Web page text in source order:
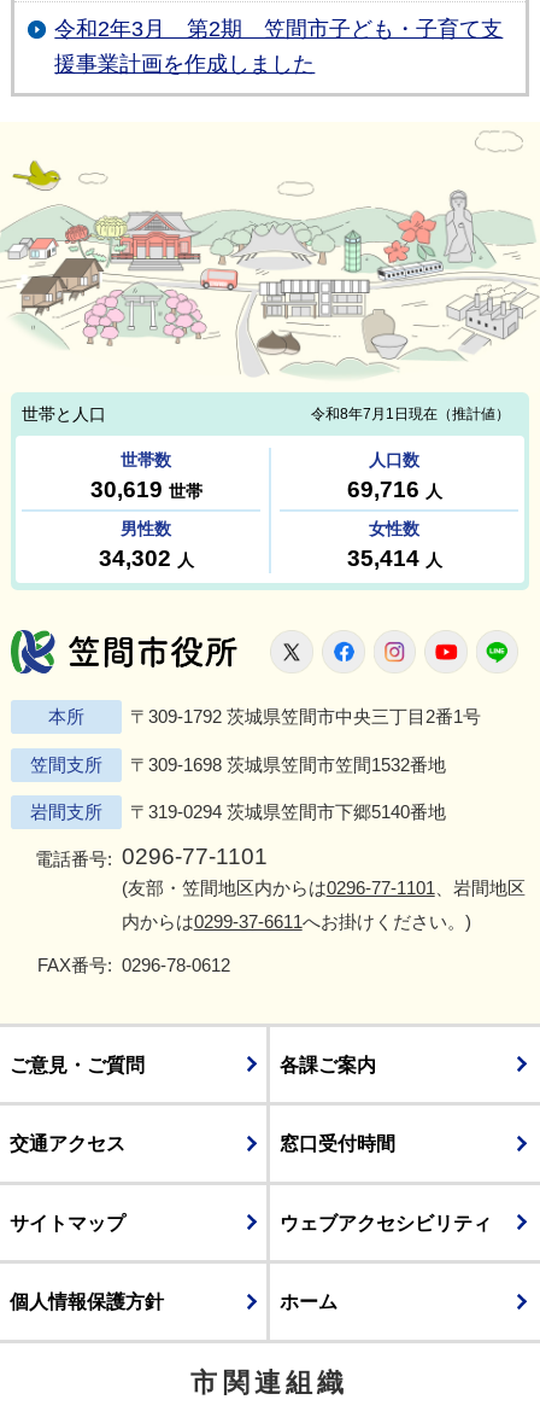
令和2年3月 第2期 笠間市子ども・子育て支
援事業計画を作成しました
笠間市役所
X FacebookInstagram
本所 〒309-1792 茨城県笠間市中央三丁目2番1号
笠間支所 〒309-1698 茨城県笠間市笠間1532番地
岩間支所 〒319-0294 茨城県笠間市下郷5140番地
電話番号: 0296-77-1101
(友部・笠間地区内からは0296-77-1101 、岩間地区
内からは0299-37-6611へお掛けください。)
FAX番号: 0296-78-0612
ご意見・ご質問 各課ご案内
交通アクセス 窓口受付時間
サイトマップ ウェブアクセシビリティ
個人情報保護方針 ホーム
市関連組織